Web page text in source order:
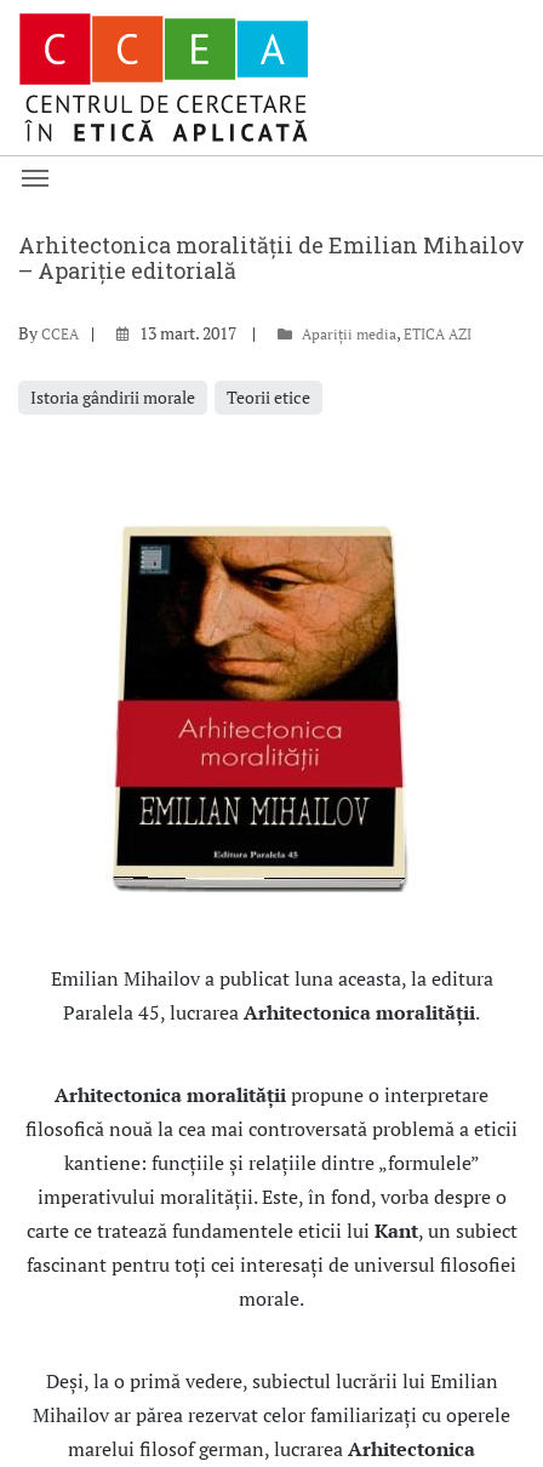
Arhitectonica moralității de Emilian Mihailov
– Apariție editorială
By CCEA 13 mart. 2017 Apariții media, ETICA AZI
Istoria gândirii morale Teorii etice
Emilian Mihailov a publicat luna aceasta, la editura
Paralela 45, lucrareaArhitectonica moralității.
Arhitectonica moralitățiipropune o interpretare
filosofică nouă la cea mai controversată problemă a eticii
kantiene: funcțiile și relațiile dintre „formulele”
imperativului moralității. Este, în fond, vorba despre o
carte ce tratează fundamentele eticii lui Kant, un subiect
fascinant pentru toți cei interesați de universul filosofiei
morale.
Deși, la o primă vedere, subiectul lucrării lui Emilian
Mihailov ar părea rezervat celor familiarizați cu operele
marelui filosof german, lucrareaArhitectonica